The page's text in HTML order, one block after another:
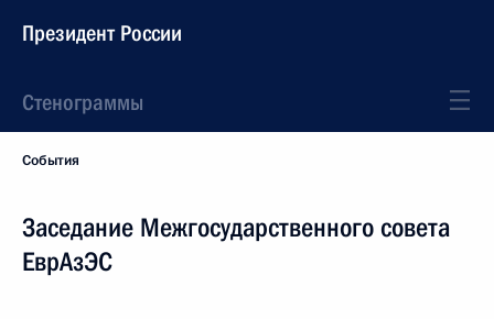
Президент России
Стенограммы
События
Заседание Межгосударственного совета
ЕврАзЭС